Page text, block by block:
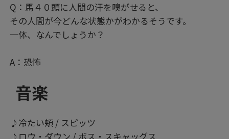
Q：馬４０頭に人間の汗を嗅がせると、
その人間が今どんな状態かがわかるそうです。
一体、なんでしょうか？
A：恐怖
音楽
♪冷たい頬 / スピッツ
♪ロウ・ダウン / ボス・スキャッグス